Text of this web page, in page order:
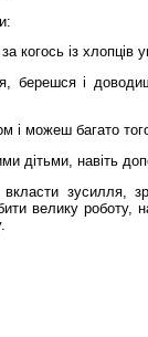
когось із
берешся і
і можеш багато
дітьми, навіть
вкласти
велику роботу,